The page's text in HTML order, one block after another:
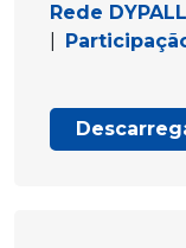
Rede DYPALL